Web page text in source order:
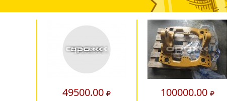
49500.00 100000.00